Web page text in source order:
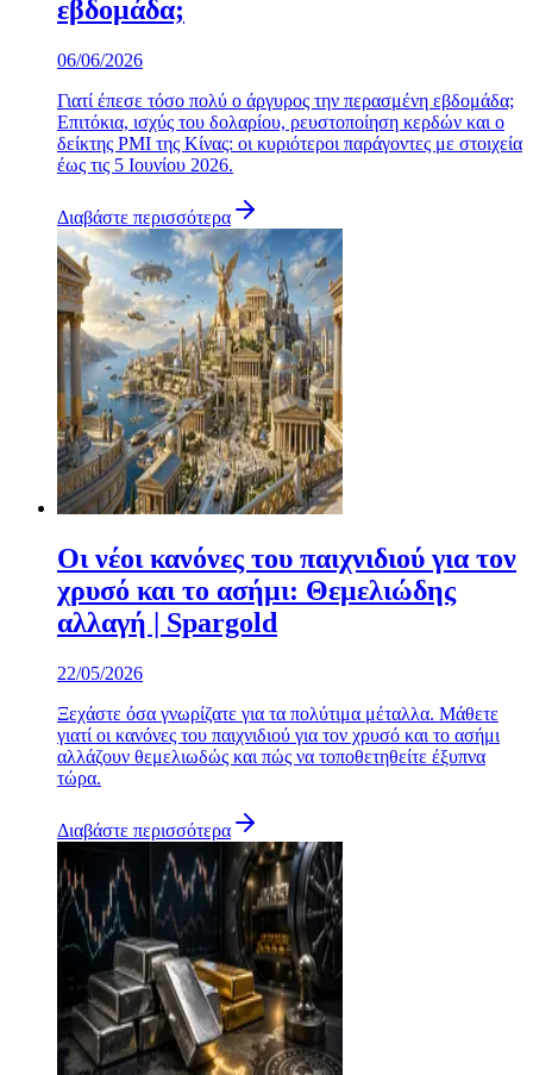
εβδομάδα;
06/06/2026
Γιατί έπεσε τόσο πολύ ο άργυρος την περασμένη εβδομάδα;
Επιτόκια, ισχύς του δολαρίου, ρευστοποίηση κερδών και ο
δείκτης PMI της Κίνας: οι κυριότεροι παράγοντες με στοιχεία
έως τις 5 Ιουνίου 2026.
Διαβάστε περισσότερα
Οι νέοι κανόνες του παιχνιδιού για τον
χρυσό και το ασήμι: Θεμελιώδης
αλλαγή | Spargold
22/05/2026
Ξεχάστε όσα γνωρίζατε για τα πολύτιμα μέταλλα. Μάθετε
γιατί οι κανόνες του παιχνιδιού για τον χρυσό και το ασήμι
αλλάζουν θεμελιωδώς και πώς να τοποθετηθείτε έξυπνα
τώρα.
Διαβάστε περισσότερα